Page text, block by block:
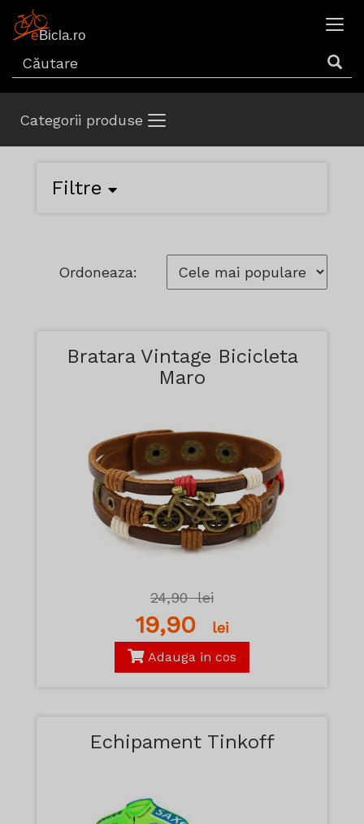
Categorii produse
Filtre
Ordoneaza:
Bratara Vintage Bicicleta
Maro
24,90lei
19,90 lei
Adauga in cos
Echipament Tinkoff